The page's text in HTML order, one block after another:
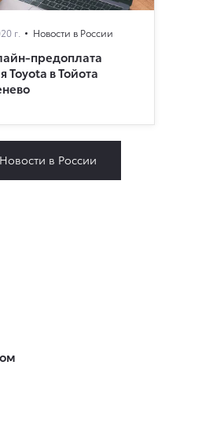
г. Новости в России
предоплата
Toyota в Тойота
в России